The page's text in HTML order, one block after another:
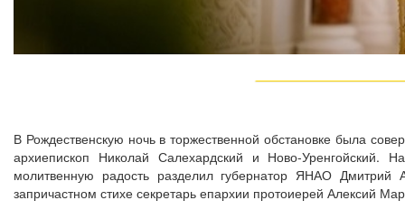
В Рождественскую ночь в торжественной обстановке была
архиепископ Николай Салехардский и Ново-Уренгойский.
молитвенную радость разделил губернатор ЯНАО
запричастном стихе секретарь епархии протоиерей Алексий